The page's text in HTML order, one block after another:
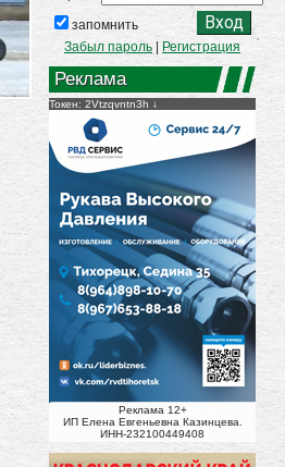
запомнить
Забыл пароль
Регистрация
Реклама
Токен: 2Vtzqvntn3h
Реклама 12+
ИП Елена Евгеньевна Казинцева.
ИНН-232100449408